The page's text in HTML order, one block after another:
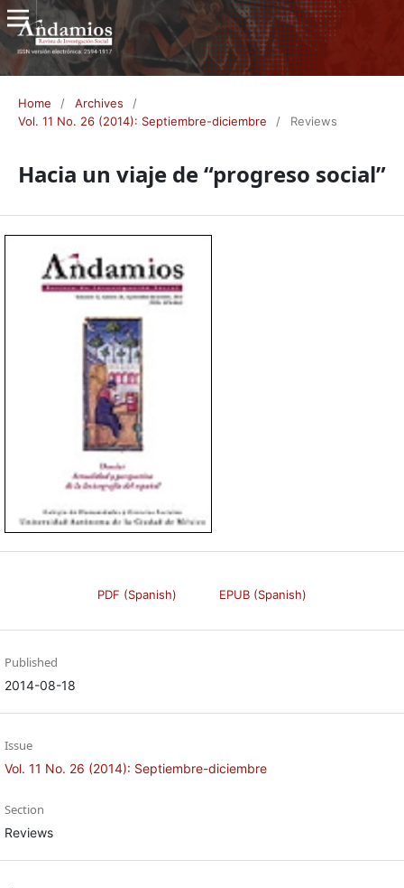
Home / Archives
/
Vol. 11 No. 26 (2014): Septiembre-diciembre
/ Reviews
Hacia un viaje de “progreso social”
PDF (Spanish) EPUB (Spanish)
Published
2014-08-18
Issue
Vol. 11 No. 26 (2014): Septiembre-diciembre
Section
Reviews